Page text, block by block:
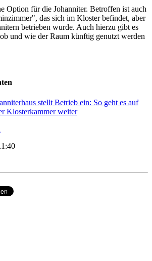
Option für die Johanniter. Betroffen ist auch
das sich im Kloster befindet, aber
betrieben wurde. Auch hierzu gibt es
und wie der Raum künftig genutzt werden
stellt Betrieb ein: So geht es auf
Klosterkammer weiter